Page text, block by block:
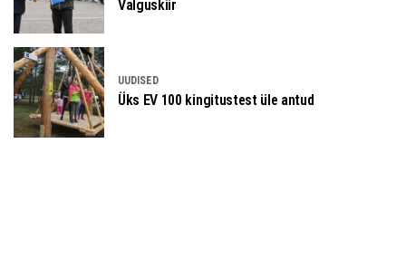
Valguskiir
UUDISED
Üks EV 100 kingitustest üle antud